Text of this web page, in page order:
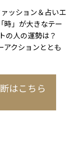
ッション＆占いエ
時」が大きなテー
の人の運勢は？
アクションととも
はこちら